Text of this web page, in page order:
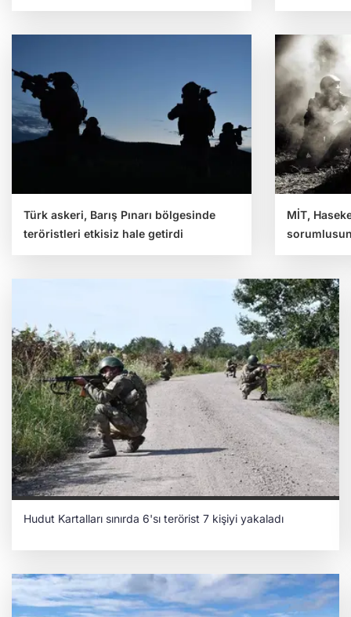
Türk askeri, Barış Pınarı bölgesinde
teröristleri etkisiz hale getirdi
MİT,
Hudut Kartalları sınırda 6'sı terörist 7 kişiyi yakaladı
Kazakistan'da yükselen
nükleer santralde Rus gölgesi!
Mustafa Koçyegit
Bakü Zirvesi ve Türk
dünyasının kader koridoru:
Zengezur
Mehmet Gökhan
Özçubukçu